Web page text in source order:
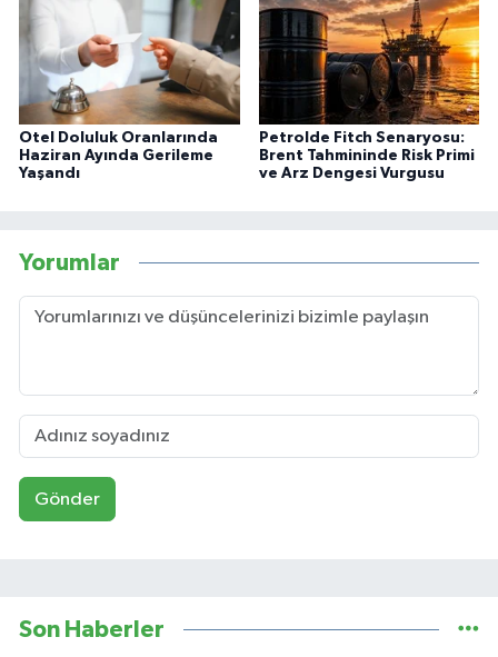
Otel Doluluk Oranlarında
Haziran Ayında Gerileme
Yaşandı
Petrolde Fitch Senaryosu:
Brent Tahmininde Risk Primi
ve Arz Dengesi Vurgusu
Yorumlar
Gönder
Son Haberler